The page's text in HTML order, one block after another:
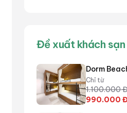
Đề xuất khách sạn
Dorm
Chỉ từ
1.100.000
990.000